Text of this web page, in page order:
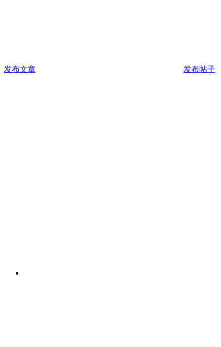
发布文章 发布帖子